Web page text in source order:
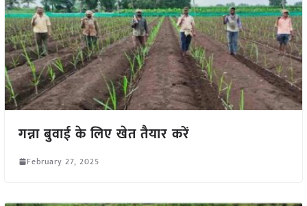
गन्ना बुवाई के लिए खेत तैयार करें
February 27, 2025